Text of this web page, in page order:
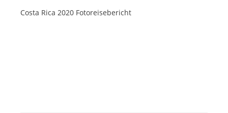
Costa Rica 2020 Fotoreisebericht